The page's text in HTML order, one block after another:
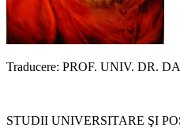
Traducere: PROF. UNIV. DR.
STUDII UNIVERSITARE ŞI